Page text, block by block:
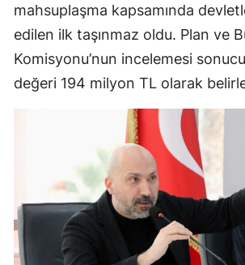
mahsuplaşma kapsamında
edilen ilk taşınmaz oldu. Plan ve
Komisyonu’nun incelemesi
değeri 194 milyon TL olarak